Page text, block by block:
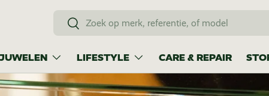
ZoekenZoeken
JUWELEN LIFESTYLE CARE & REPAIR